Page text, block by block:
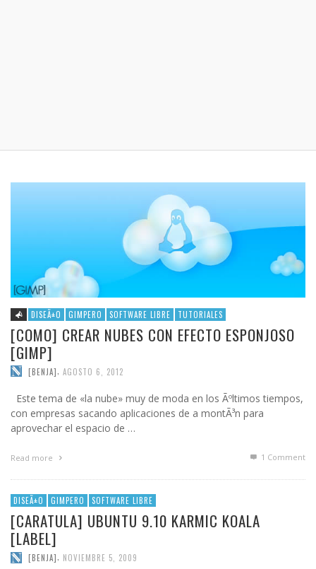
DISEÃ±O GIMPERO SOFTWARE LIBRE TUTORIALES
[COMO] CREAR NUBES CON EFECTO ESPONJOSO
[GIMP]
[BENJA] AGOSTO 6, 2012
Este tema de «la nube» muy de moda en los Ãºltimos tiempos,
con empresas sacando aplicaciones de a montÃ³n para
aprovechar el espacio de …
Read more 1 Comment
DISEÃ±O GIMPERO SOFTWARE LIBRE
[CARATULA] UBUNTU 9.10 KARMIC KOALA
[LABEL]
[BENJA] NOVIEMBRE 5, 2009